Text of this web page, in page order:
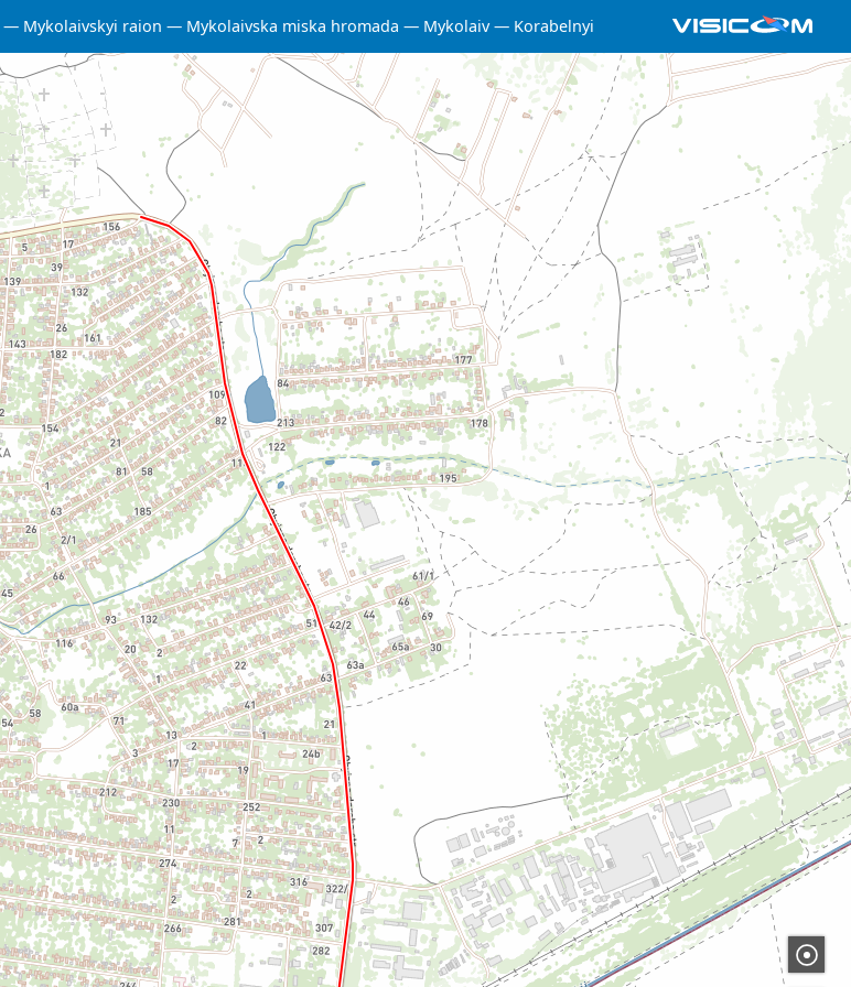
Mykolaivskyi raion Mykolaivska miska hromada Mykolaiv Korabelnyi